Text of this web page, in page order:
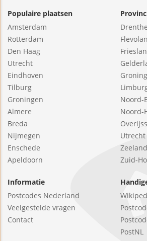
Populaire plaatsen
Amsterdam
Rotterdam
Den Haag
Utrecht
Eindhoven
Tilburg
Groningen
Almere
Breda
Nijmegen
Enschede
Apeldoorn
Drenthe
Noord-
Noord-
Utrecht
Zeeland
Zuid-
Informatie
Postcodes Nederland
Veelgestelde vragen
Contact
PostNL